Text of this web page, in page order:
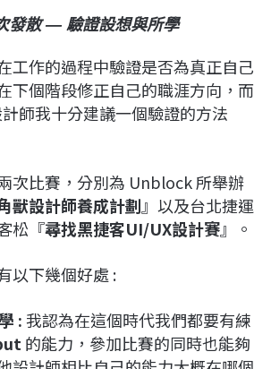
發散 — 驗證設想與所學
工作的過程中驗證是否為真正自己
下個階段修正自己的職涯方向，而
師我十分建議一個驗證的方法
次比賽，分別為 Unblock 所舉辦
獸設計師養成計劃』以及台北捷運
松『尋找黑捷客UI/UX設計賽』。
以下幾個好處 :
:我認為在這個時代我們都要有練
的能力，參加比賽的同時也能夠